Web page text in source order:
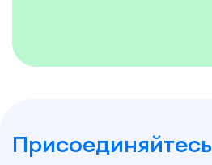
Присоединяйтесь